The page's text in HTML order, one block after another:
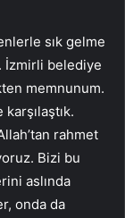
sık gelme
İzmirli belediye
memnunum.
rahmet
Bizi bu
aslında
onda da